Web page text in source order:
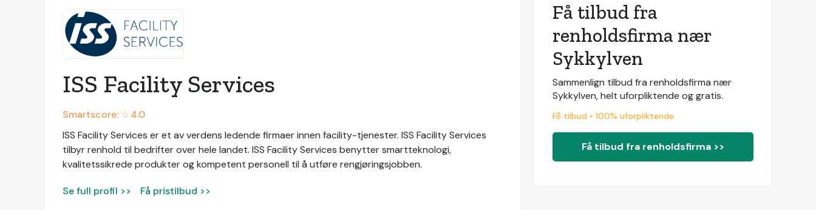
ISS Facility Services
Smartscore: ☆4.0
ISS Facility Services er et av verdens ledende firmaer innen facility-tjenester. ISS Facility Services
tilbyr renhold til bedrifter over hele landet. ISS Facility Services benytter smartteknologi,
kvalitetssikrede produkter og kompetent personell til å utføre rengjøringsjobben.
Se full profil >> Få pristilbud >>
Få tilbud fra
renholdsfirma nær
Sykkylven
Sammenlign tilbud fra renholdsfirma nær
Sykkylven, helt uforpliktende og gratis.
Få tilbud • 100% uforpliktende
Få tilbud fra renholdsfirma >>